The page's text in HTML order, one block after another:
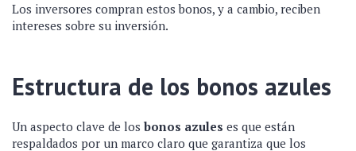
Los inversores compran estos bonos, y a cambio, reciben
intereses sobre su inversión.
Estructura de los bonos azules
Un aspecto clave de los bonos azules es que están
respaldados por un marco claro que garantiza que los